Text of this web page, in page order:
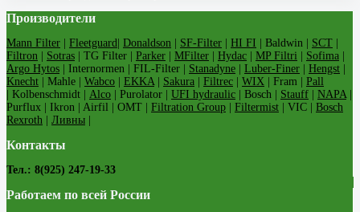
Производители
Mann Filter Fleetguard Donaldson SF-Filter HI FI | Baldwin | SCT
Filtron
Sotras | TG Filter | Parker MFilter Hydac MP Filtri Sofima
Argo Hytos | Internormen | FIL-Filter | Stanadyne Luber-Finer Hengst
Knecht | Mahle | Wabco EKKA Sakura Filtrec WIX | Fram | Pall
| Kolbenschmidt | Alco | Purolator | UFI hydraulic | Bosch | Stauff NAPA
Purflux | Ikron | Airfil | OMT | Filtration Group Filtermist | VIC | Bosch
Rexroth
Ливны
Контакты
Тел.: 8(925) 247-19-33
Работаем по всей России